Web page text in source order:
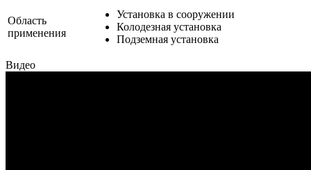
Область
применения
Установка в сооружении
Колодезная установка
Подземная установка
Видео